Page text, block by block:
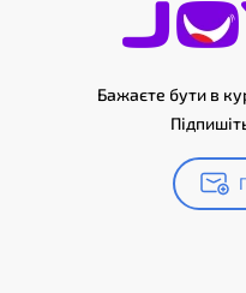
Бажаєте бути в